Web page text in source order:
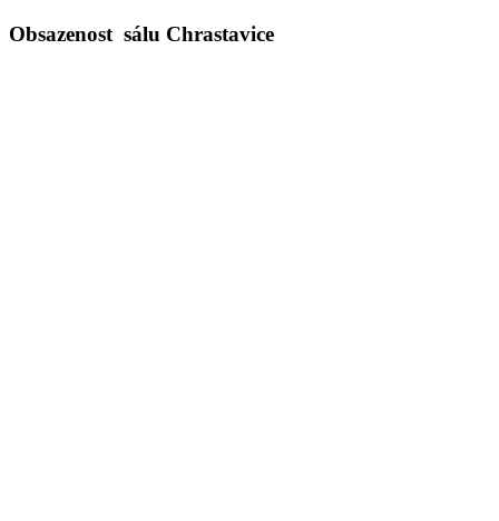
Obsazenost sálu Chrastavice